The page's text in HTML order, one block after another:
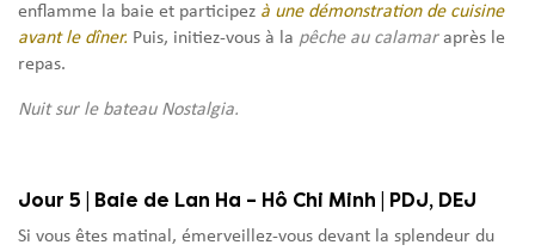
enflamme la baie et participez à une démonstration de cuisine
avant le dîner. Puis, initiez-vous à la pêche au calamaraprès le
repas.
Nuit sur le bateau Nostalgia.
Jour 5 | Baie de Lan Ha – Hô Chi Minh | PDJ, DEJ
Si vous êtes matinal, émerveillez-vous devant la splendeur du